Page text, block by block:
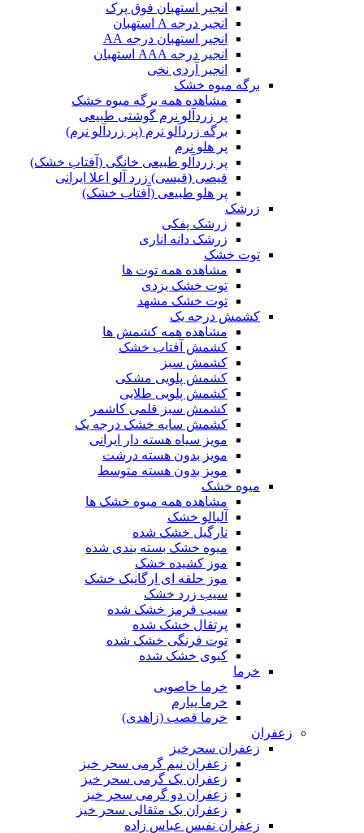
انجیر استهبان فوق پرک
انجیر درجه A استهبان
انجیر استهبان درجه AA
انجیر درجه AAA استهبان
انجیر آردی نخی
برگه میوه خشک
مشاهده همه برگه میوه خشک
پر زردآلو نرم گوشتی طبیعی
برگه زردآلو نرم (پر زردآلو نرم)
پر هلو نرم
پر زردآلو طبیعی خانگی (آفتاب خشک)
قیصی (قیسی) زرد آلو اعلا ایرانی
پر هلو طبیعی (آفتاب خشک)
زرشک
زرشک پفکی
زرشک دانه اناری
توت خشک
مشاهده همه توت ها
توت خشک یزدی
توت خشک مشهد
کشمش درجه یک
مشاهده همه کشمش ها
کشمش آفتاب خشک
کشمش سبز
کشمش پلویی مشکی
کشمش پلویی طلایی
کشمش سبز قلمی کاشمر
کشمش سایه خشک درجه یک
مویز سیاه هسته دار ایرانی
مویز بدون هسته درشت
مویز بدون هسته متوسط
میوه خشک
مشاهده همه میوه خشک ها
آلبالو خشک
نارگیل خشک شده
میوه خشک بسته بندی شده
موز کشیده خشک
موز حلقه ای ارگانیک خشک
سیب زرد خشک
سیب قرمز خشک شده
پرتقال خشک شده
توت فرنگی خشک شده
کیوی خشک شده
خرما
خرما خاصویی
خرما پیارم
خرما قصب (زاهدی)
زعفران
زعفران سحرخیز
زعفران نیم گرمی سحر خیز
زعفران یک گرمی سحر خیز
زعفران دو گرمی سحر خیز
زعفران یک مثقالی سحر خیز
زعفران نفیس عباس زاده